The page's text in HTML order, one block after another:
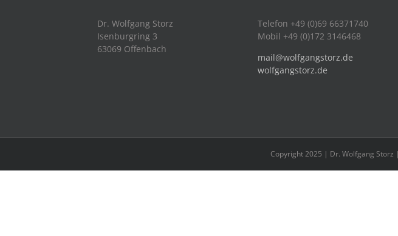
Dr. Wolfgang Storz
Isenburgring 3
63069 Offenbach
Telefon +49 (0)69 66371740
Mobil +49 (0)172 3146468
mail@wolfgangstorz.de
wolfgangstorz.de
Copyright 2025 | Dr. Wolfgang Storz |